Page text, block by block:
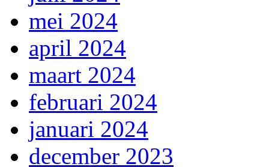
mei 2024
april 2024
maart 2024
februari 2024
januari 2024
december 2023